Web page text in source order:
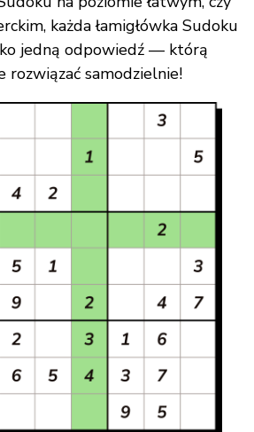
każda łamigłówka Sudoku
jedną odpowiedź — którą
rozwiązać samodzielnie!